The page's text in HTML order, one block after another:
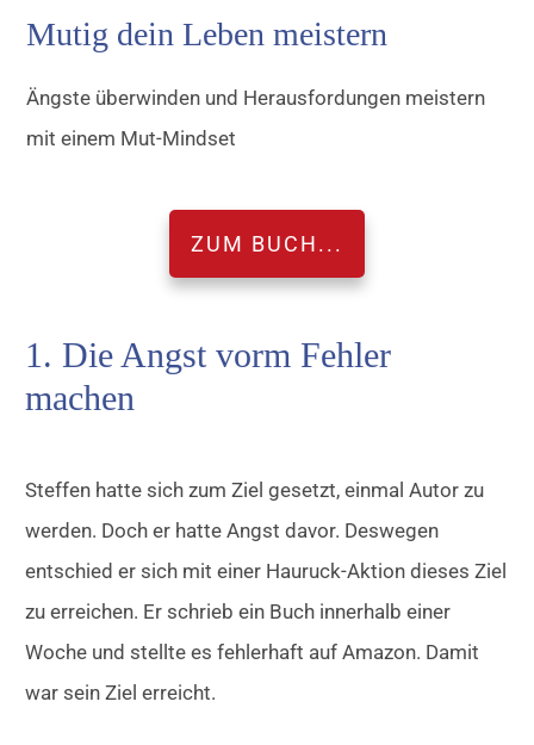
Mutig dein Leben meistern
Ängste überwinden und Herausfordungen meistern
mit einem Mut-Mindset
ZUM BUCH...
1. Die Angst vorm Fehler
machen
Steffen hatte sich zum Ziel gesetzt, einmal Autor zu
werden. Doch er hatte Angst davor. Deswegen
entschied er sich mit einer Hauruck-Aktion dieses Ziel
zu erreichen. Er schrieb ein Buch innerhalb einer
Woche und stellte es fehlerhaft auf Amazon. Damit
war sein Ziel erreicht.